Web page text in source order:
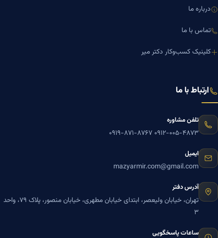
درباره ما
تماس با ما
کلینیک کسب‌وکار دکتر میر
ارتباط با ما
تلفن مشاوره
۰۹۱۲-۰۰۵-۴۸۷۳ ۰۹۱۹-۸۷۱-۸۷۶۷
ایمیل
mazyarmir.com@gmail.com
آدرس دفتر
تهران، خیابان ولیعصر، ابتدای خیابان مطهری، خیابان منصور، پلاک ۷۹، واحد
۳
ساعات پاسخگویی